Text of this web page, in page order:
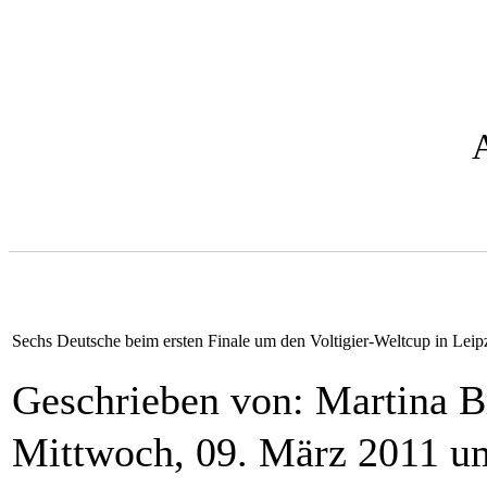
Sechs Deutsche beim ersten Finale um den Voltigier-Weltcup in
Geschrieben von: Martina
Mittwoch, 09. März 2011